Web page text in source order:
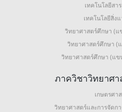
เทคโนโลยีสา
เทคโนโลยีสิ่ง
วิทยาศาสตร์ศึกษา (แ
วิทยาศาสตร์ศึกษา (
วิทยาศาสตร์ศึกษา (แข
ภาควิชาวิทยาศ
เกษตรศา
วิทยาศาสตร์และการจัดก